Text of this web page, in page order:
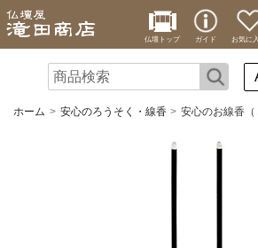
仏壇トップ ガイド お気に
ホーム 安心のろうそく・線香 安心のお線香